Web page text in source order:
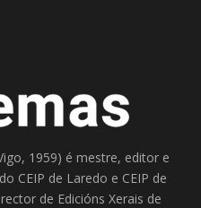
1959) é mestre, editor e
CEIP de Laredo e CEIP de
de Edicións Xerais de